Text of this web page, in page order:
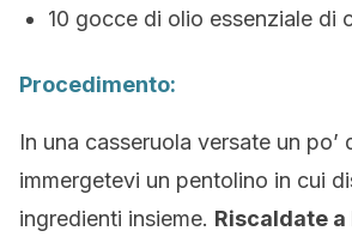
10 gocce di olio essenziale di
Procedimento:
In una casseruola versate un po’
immergetevi un pentolino in cui
ingredienti insieme. Riscaldate